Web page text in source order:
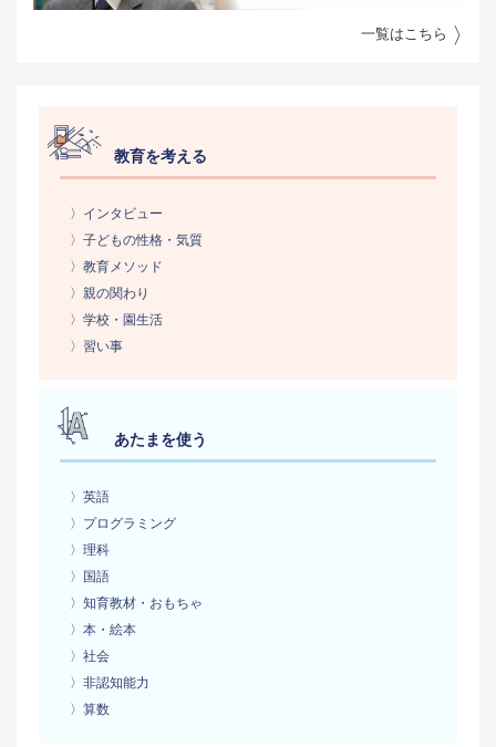
一覧はこちら
教育を考える
〉インタビュー
〉子どもの性格・気質
〉教育メソッド
〉親の関わり
〉学校・園生活
〉習い事
あたまを使う
〉英語
〉プログラミング
〉理科
〉国語
〉知育教材・おもちゃ
〉本・絵本
〉社会
〉非認知能力
〉算数